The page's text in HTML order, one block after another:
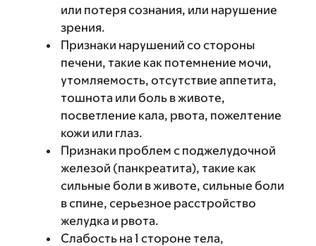
или потеря сознания, или нарушение
зрения.
Признаки нарушений со стороны
печени, такие как потемнение мочи,
утомляемость, отсутствие аппетита,
тошнота или боль в животе,
посветление кала, рвота, пожелтение
кожи или глаз.
Признаки проблем с поджелудочной
железой (панкреатита), такие как
сильные боли в животе, сильные боли
в спине, серьезное расстройство
желудка и рвота.
Слабость на 1 стороне тела,